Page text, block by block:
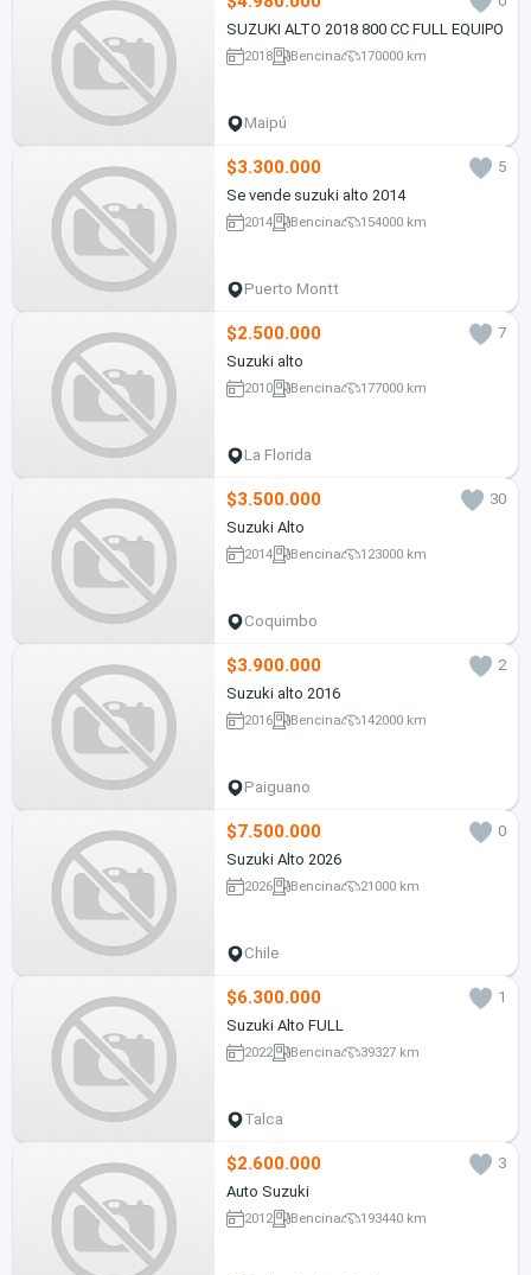
SUZUKI ALTO 2018 800 CC FULL EQUIPO
2018 Bencina 170000 km
Maipú
$3.300.000
5
Se vende suzuki alto 2014
2014 Bencina 154000 km
Puerto Montt
$2.500.000
7
Suzuki alto
2010 Bencina 177000 km
La Florida
$3.500.000
30
Suzuki Alto
2014 Bencina 123000 km
Coquimbo
$3.900.000
2
Suzuki alto 2016
2016 Bencina 142000 km
Paiguano
$7.500.000
0
Suzuki Alto 2026
2026 Bencina 21000 km
Chile
$6.300.000
1
Suzuki Alto FULL
2022 Bencina 39327 km
Talca
$2.600.000
3
Auto Suzuki
2012 Bencina 193440 km